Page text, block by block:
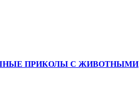
ПРИКОЛЫ С ЖИВОТНЫМИ